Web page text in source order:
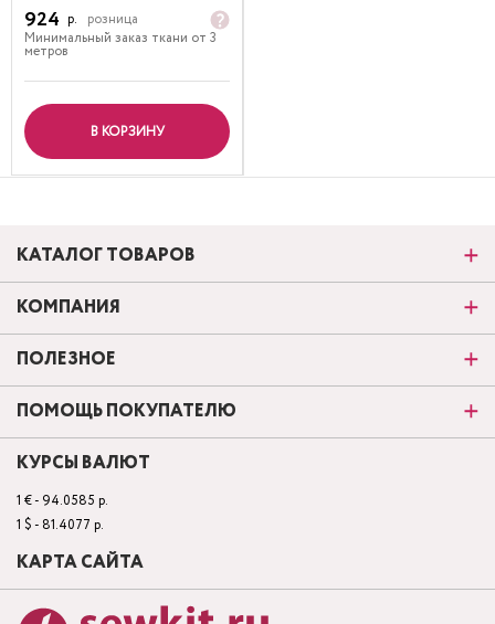
924 р.
розница
Минимальный заказ ткани от 3
метров
В КОРЗИНУ
КАТАЛОГ ТОВАРОВ
КОМПАНИЯ
ПОЛЕЗНОЕ
ПОМОЩЬ ПОКУПАТЕЛЮ
КУРСЫ ВАЛЮТ
1 € - 94.0585 р.
1 $ - 81.4077 р.
КАРТА САЙТА